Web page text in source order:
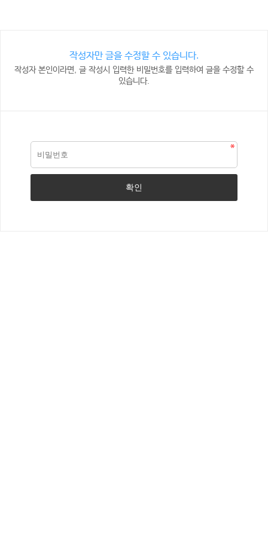
작성자만 글을 수정할 수 있습니다.
작성자 본인이라면, 글 작성시 입력한 비밀번호를 입력하여 글을 수정할 수
있습니다.